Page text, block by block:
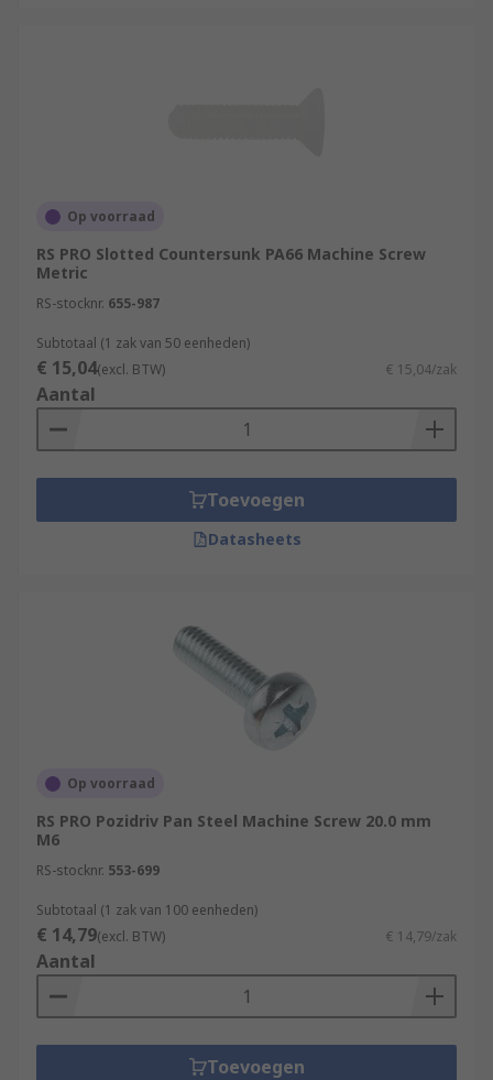
Op voorraad
RS PRO Slotted Countersunk PA66 Machine Screw
Metric
RS-stocknr. 655-987
Subtotaal (1 zak van 50 eenheden)
€ 15,04(excl. BTW) € 15,04/zak
Aantal
Toevoegen
Datasheets
Op voorraad
RS PRO Pozidriv Pan Steel Machine Screw 20.0 mm
M6
RS-stocknr. 553-699
Subtotaal (1 zak van 100 eenheden)
€ 14,79(excl. BTW) € 14,79/zak
Aantal
Toevoegen